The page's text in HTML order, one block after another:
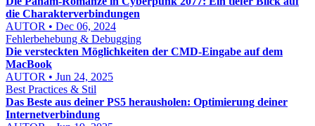
die Charakterverbindungen
AUTOR • Dec 06, 2024
Fehlerbehebung & Debugging
Die versteckten Möglichkeiten der CMD-Eingabe auf dem
MacBook
AUTOR • Jun 24, 2025
Best Practices & Stil
Das Beste aus deiner PS5 herausholen: Optimierung deiner
Internetverbindung